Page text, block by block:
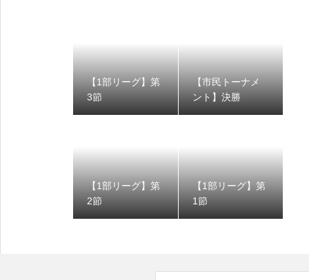
【1部リーグ】第
3節
【市民トーナメ
ント】決勝
【1部リーグ】第
2節
【1部リーグ】第
1節